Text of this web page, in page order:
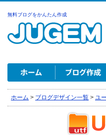
無料ブログをかんたん作成
ホーム > ブログデザイン一覧 > ユ